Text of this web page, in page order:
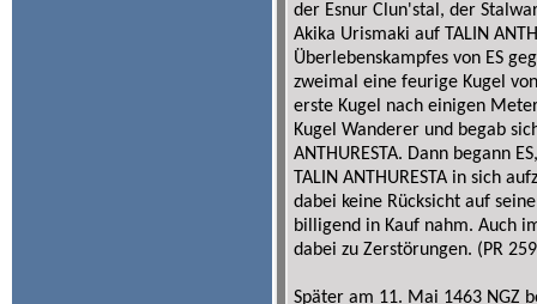
der Esnur Clun'stal, der
Akika Urismaki auf TALIN
Überlebenskampfes von ES
zweimal eine feurige Kugel
erste Kugel nach einigen
Kugel Wanderer und begab
ANTHURESTA. Dann begann
TALIN ANTHURESTA in sich
dabei keine Rücksicht auf
billigend in Kauf nahm. Auch
dabei zu Zerstörungen. (PR
Später am 11. Mai 1463 NGZ